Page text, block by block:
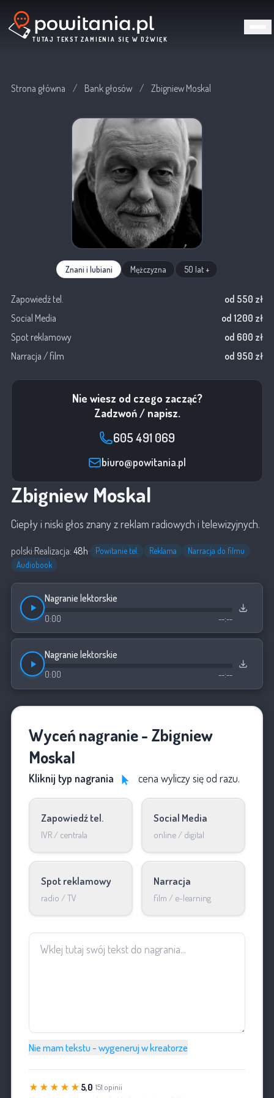
TUTAJ TEKST ZAMIENIA SIĘ W DŹWIĘK
Strona główna / Bank głosów / Zbigniew Moskal
Znani i lubiani Mężczyzna 50 lat +
Zapowiedź tel.
od 550 zł
Social Media
od 1200 zł
Spot reklamowy
od 600 zł
Narracja / film
od 950 zł
Nie wiesz od czego zacząć?
Zadzwoń / napisz.
605 491 069
biuro@powitania.pl
Zbigniew Moskal
Ciepły i niski głos znany z reklam radiowych i telewizyjnych.
polski·Realizacja: 48h· Powitanie tel. Reklama
Narracja do filmu
Audiobook
Nagranie lektorskie
0:00 --:--
Nagranie lektorskie
0:00 --:--
Wyceń nagranie - Zbigniew
Moskal
Kliknij typ nagrania cena wyliczy się od razu.
Zapowiedź tel.
IVR / centrala
Social Media
online / digital
Spot reklamowy
radio / TV
Narracja
film / e-learning
Nie mam tekstu - wygeneruj w kreatorze
★★★★★ 5,0· 151 opinii